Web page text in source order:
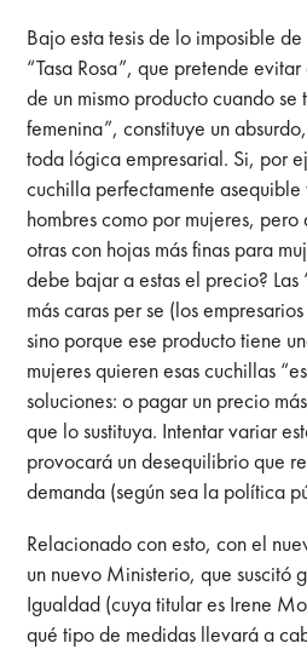
Bajo esta tesis de lo imposible
“Tasa Rosa”, que pretende
de un mismo producto cuando se
femenina”, constituye un
toda lógica empresarial. Si, por
cuchilla perfectamente
hombres como por mujeres,
otras con hojas más finas para
debe bajar a estas el precio? Las
más caras per se (los
sino porque ese producto tiene
mujeres quieren esas cuchillas
soluciones: o pagar un precio
que lo sustituya. Intentar variar
provocará un desequilibrio que
demanda (según sea la política
Relacionado con esto, con el
un nuevo Ministerio, que suscitó
Igualdad (cuya titular es Irene
qué tipo de medidas llevará a